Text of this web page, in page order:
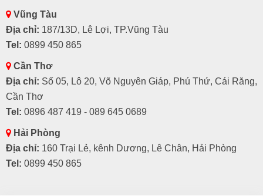
Vũng Tàu
Địa chỉ: 187/13D, Lê Lợi, TP.Vũng Tàu
Tel: 0899 450 865
Cần Thơ
Địa chỉ: Số 05, Lô 20, Võ Nguyên Giáp, Phú Thứ, Cái Răng,
Cần Thơ
Tel: 0896 487 419 - 089 645 0689
Hải Phòng
Địa chỉ: 160 Trại Lẻ, kênh Dương, Lê Chân, Hải Phòng
Tel: 0899 450 865